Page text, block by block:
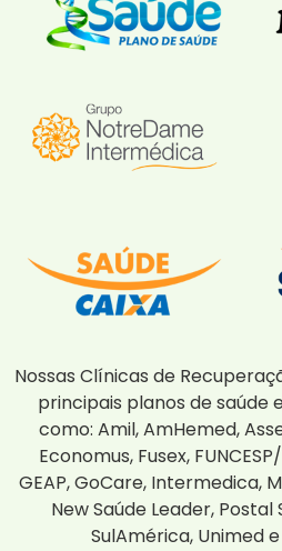
Nossas Clínicas de
principais planos de saúde
como: Amil, AmHemed,
Economus, Fusex,
GEAP, GoCare, Intermedica,
New Saúde Leader, Postal
SulAmérica, Unimed